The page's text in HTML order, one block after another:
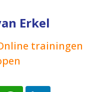
Erkel
trainingen